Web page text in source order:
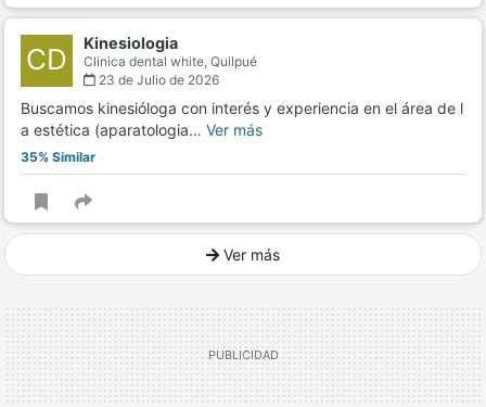
CD Kinesiologia
Clinica dental white, Quilpué
23 de Julio de 2026
Buscamos kinesióloga con interés y experiencia en el área de l
a estética (aparatologia… Ver más
35% Similar
Ver más